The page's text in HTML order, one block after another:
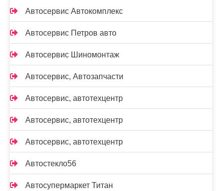
Автосервис Автокомплекс
Автосервис Петров авто
Автосервис Шиномонтаж
Автосервис, Автозапчасти
Автосервис, автотехцентр
Автосервис, автотехцентр
Автосервис, автотехцентр
Автостекло56
Автосупермаркет Титан